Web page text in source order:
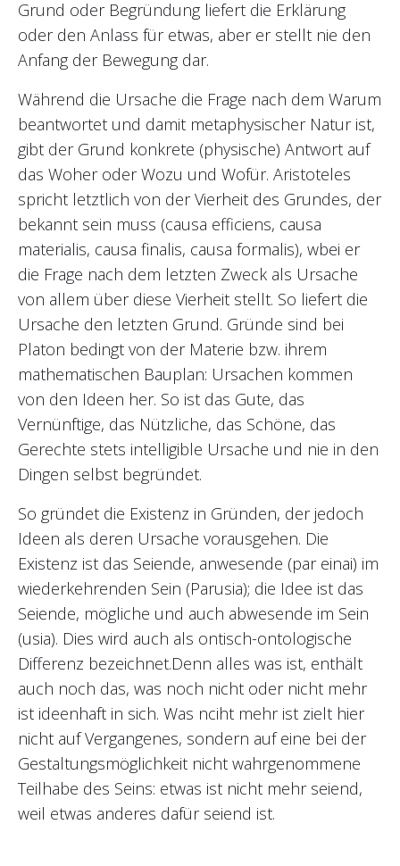
Grund oder Begründung liefert die Erklärung
oder den Anlass für etwas, aber er stellt nie den
Anfang der Bewegung dar.
Während die Ursache die Frage nach dem Warum
beantwortet und damit metaphysischer Natur ist,
gibt der Grund konkrete (physische) Antwort auf
das Woher oder Wozu und Wofür. Aristoteles
spricht letztlich von der Vierheit des Grundes, der
bekannt sein muss (causa efficiens, causa
materialis, causa finalis, causa formalis), wbei er
die Frage nach dem letzten Zweck als Ursache
von allem über diese Vierheit stellt. So liefert die
Ursache den letzten Grund. Gründe sind bei
Platon bedingt von der Materie bzw. ihrem
mathematischen Bauplan: Ursachen kommen
von den Ideen her. So ist das Gute, das
Vernünftige, das Nützliche, das Schöne, das
Gerechte stets intelligible Ursache und nie in den
Dingen selbst begründet.
So gründet die Existenz in Gründen, der jedoch
Ideen als deren Ursache vorausgehen. Die
Existenz ist das Seiende, anwesende (par einai) im
wiederkehrenden Sein (Parusia); die Idee ist das
Seiende, mögliche und auch abwesende im Sein
(usia). Dies wird auch als ontisch-ontologische
Differenz bezeichnet.Denn alles was ist, enthält
auch noch das, was noch nicht oder nicht mehr
ist ideenhaft in sich. Was nciht mehr ist zielt hier
nicht auf Vergangenes, sondern auf eine bei der
Gestaltungsmöglichkeit nicht wahrgenommene
Teilhabe des Seins: etwas ist nicht mehr seiend,
weil etwas anderes dafür seiend ist.